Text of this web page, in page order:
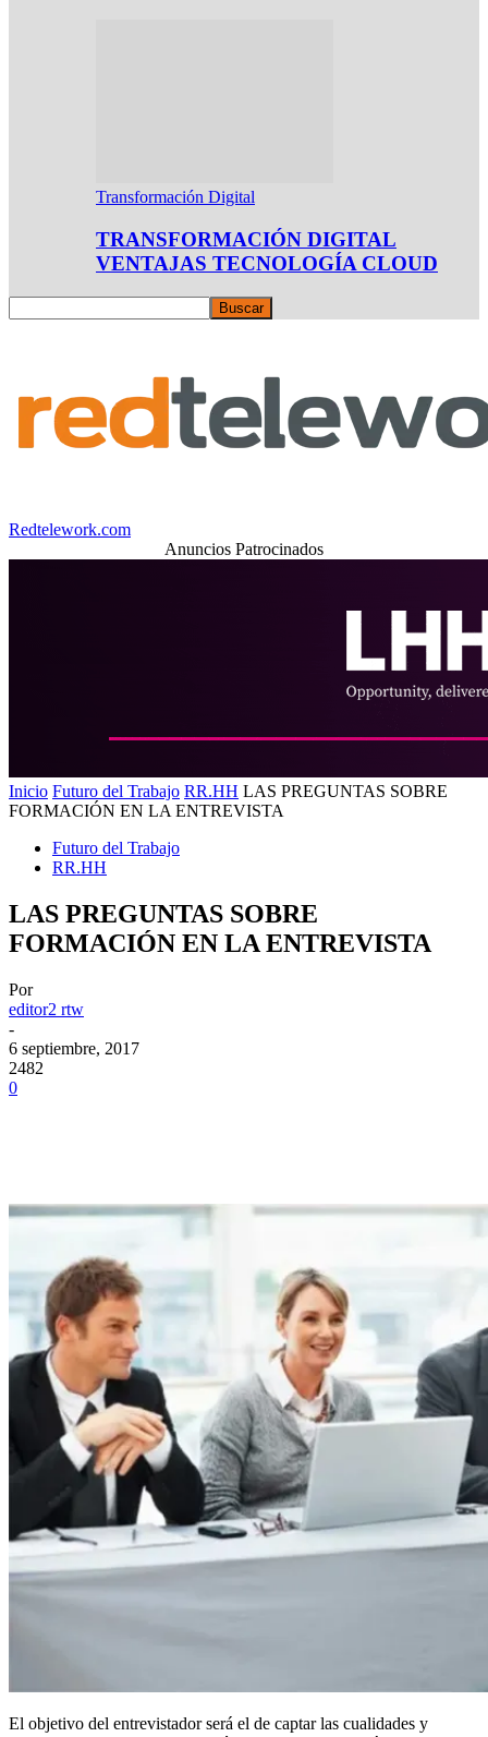
Transformación Digital
TRANSFORMACIÓN DIGITAL
VENTAJAS TECNOLOGÍA CLOUD
Redtelework.com
Anuncios Patrocinados
Inicio Futuro del Trabajo RR.HH LAS PREGUNTAS SOBRE
FORMACIÓN EN LA ENTREVISTA
Futuro del Trabajo
RR.HH
LAS PREGUNTAS SOBRE
FORMACIÓN EN LA ENTREVISTA
Por
editor2 rtw
-
6 septiembre, 2017
2482
0
El objetivo del entrevistador será el de captar las cualidades y